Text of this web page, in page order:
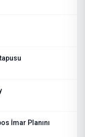
İmar Planını